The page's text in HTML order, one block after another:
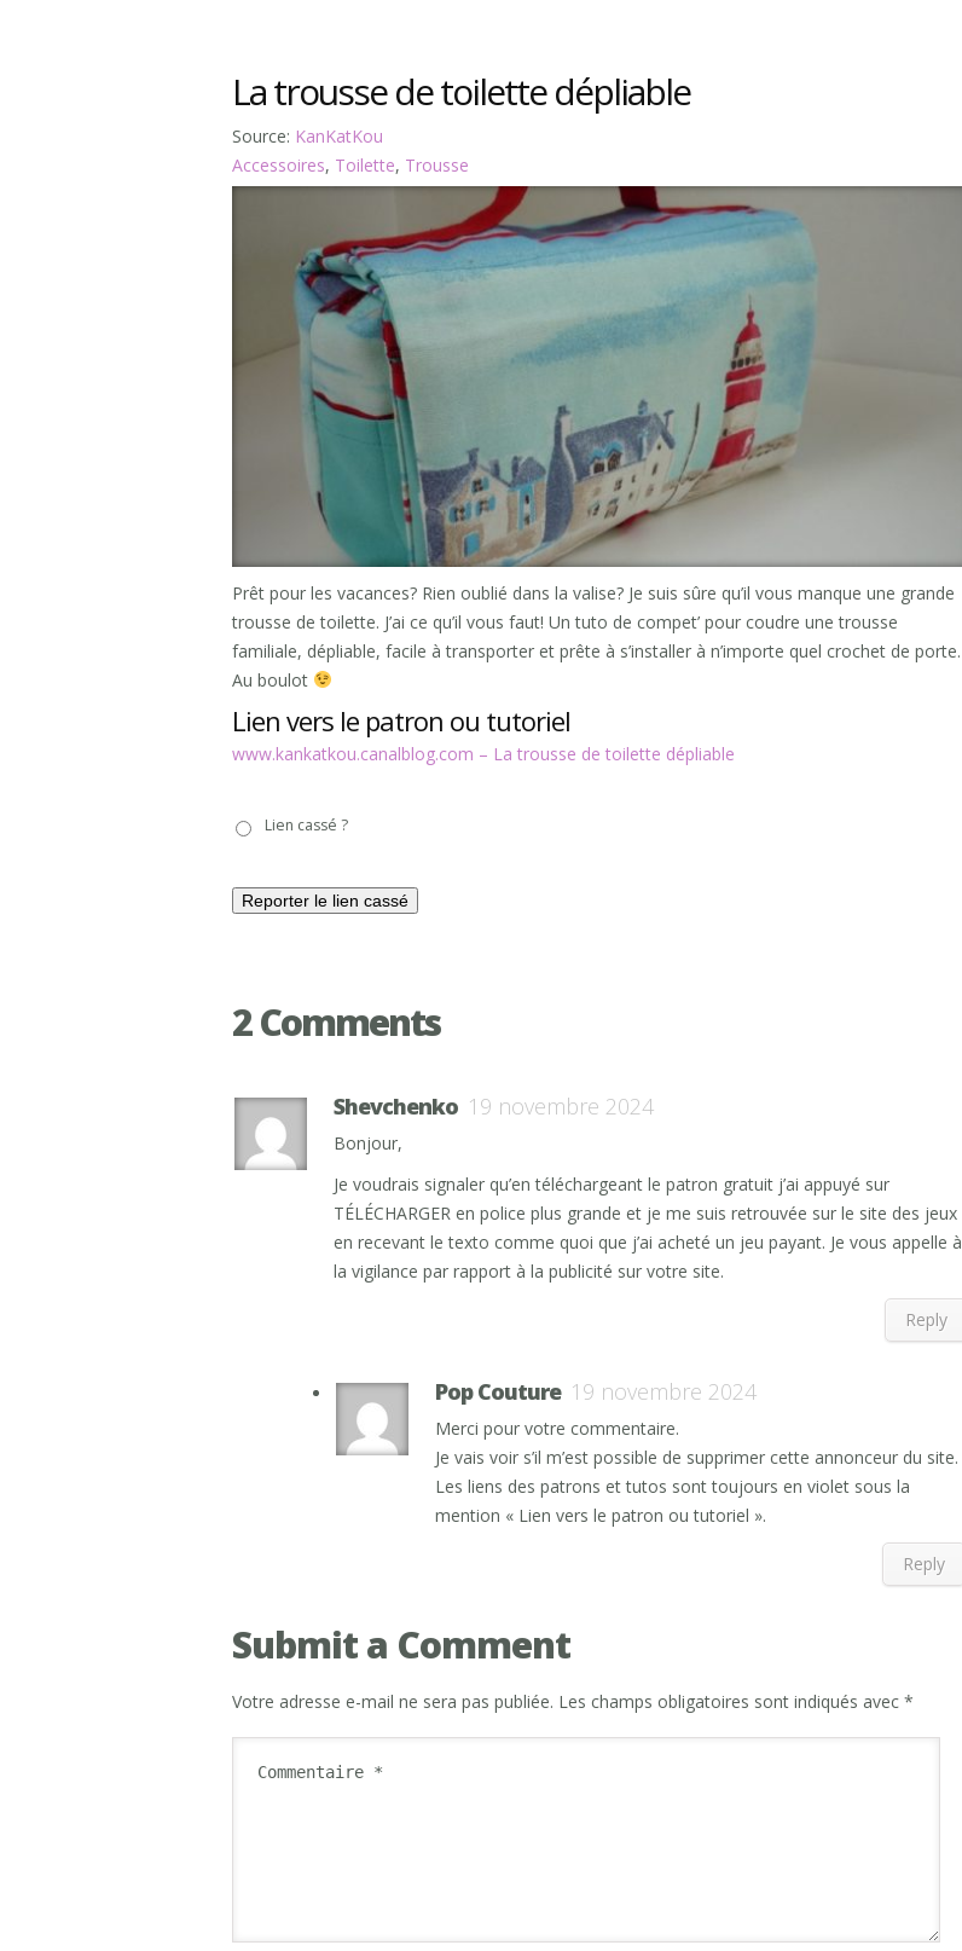
La trousse de toilette dépliable
Source: KanKatKou
Accessoires, Toilette, Trousse
Prêt pour les vacances? Rien oublié dans la valise? Je suis sûre qu’il vous manque une grande
trousse de toilette. J’ai ce qu’il vous faut! Un tuto de compet’ pour coudre une trousse
familiale, dépliable, facile à transporter et prête à s’installer à n’importe quel crochet de porte.
Au boulot
Lien vers le patron ou tutoriel
www.kankatkou.canalblog.com – La trousse de toilette dépliable
casséLien cassé ?
2 Comments
Shevchenko 19 novembre 2024
Bonjour,
Je voudrais signaler qu’en téléchargeant le patron gratuit j’ai appuyé sur
TÉLÉCHARGER en police plus grande et je me suis retrouvée sur le site des jeux
en recevant le texto comme quoi que j’ai acheté un jeu payant. Je vous appelle à
la vigilance par rapport à la publicité sur votre site.
Reply
Pop Couture 19 novembre 2024
Merci pour votre commentaire.
Je vais voir s’il m’est possible de supprimer cette annonceur du site.
Les liens des patrons et tutos sont toujours en violet sous la
mention « Lien vers le patron ou tutoriel ».
Reply
Submit a Comment
Votre adresse e-mail ne sera pas publiée. Les champs obligatoires sont indiqués avec *